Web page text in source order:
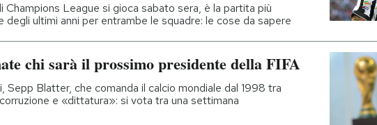
calcio 2026
Champions League si gioca sabato sera, è la partita più
degli ultimi anni per entrambe le squadre: le cose da sapere
chi sarà il prossimo presidente della FIFA
Sepp Blatter, che comanda il calcio mondiale dal 1998 tra
e «dittatura»: si vota tra una settimana